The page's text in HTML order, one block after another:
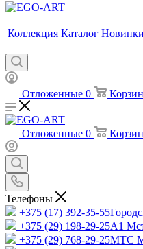
Коллекция Каталог Новинки
Отложенные 0
Отложенные 0
Телефоны
+375 (17) 392-35-55
+375 (29) 198-29-25A1
+375 (29) 768-29-25МТС